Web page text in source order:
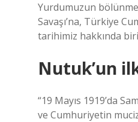
Yurdumuzun
Savaşı’na, Türkiye
tarihimiz hakkında
Nutuk’un
“19 Mayıs 1919’da
ve Cumhuriyetin